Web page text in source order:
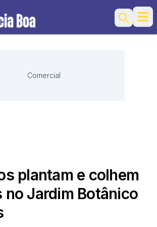
Search
Comercial
plantam e colhem
no Jardim Botânico